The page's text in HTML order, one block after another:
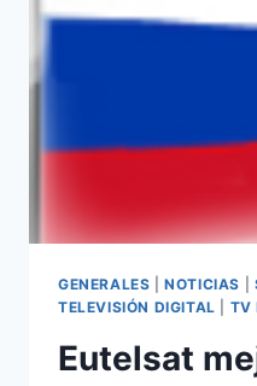
GENERALES |NOTICIAS
TELEVISIÓN DIGITAL
TV
Eutelsat